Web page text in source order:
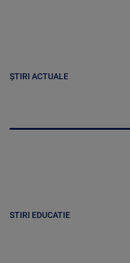
ȘTIRI ACTUALE
STIRI EDUCATIE